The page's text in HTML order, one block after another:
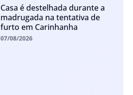
Casa é destelhada durante a
madrugada na tentativa de
furto em Carinhanha
07/08/2026